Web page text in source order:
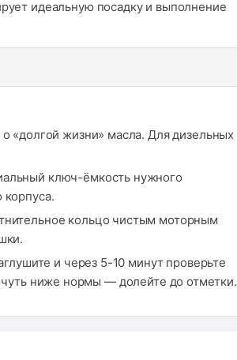
идеальную посадку и выполнение
«долгой жизни» масла. Для дизельных
ключ-ёмкость нужного
кольцо чистым моторным
и через 5-10 минут проверьте
ниже нормы — долейте до отметки.